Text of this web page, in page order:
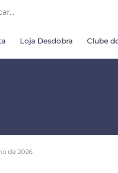
Loja Desdobra Clube
de 2026